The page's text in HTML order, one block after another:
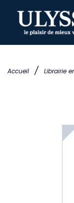
Accueil / Librairie